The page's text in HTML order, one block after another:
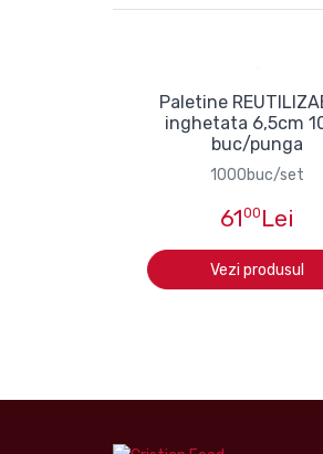
Paletine
inghetata 6,5cm
buc/punga
1000buc/set
6100 Lei
Vezi produsul